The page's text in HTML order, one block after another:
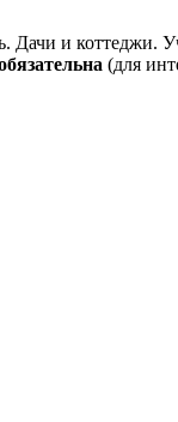
Дачи и коттеджи.
(для